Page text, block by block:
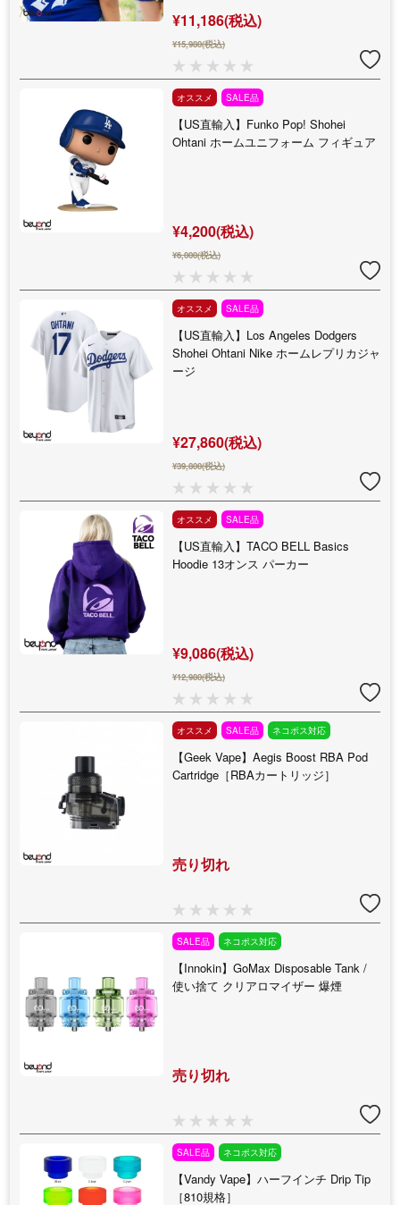
¥11,186(税込)
¥15,980(税込)
オススメ SALE品
【US直輸入】Funko Pop! Shohei
Ohtani ホームユニフォーム フィギュア
¥4,200(税込)
¥6,000(税込)
オススメ SALE品
【US直輸入】Los Angeles Dodgers
Shohei Ohtani Nike ホームレプリカジャ
ージ
¥27,860(税込)
¥39,800(税込)
オススメ SALE品
【US直輸入】TACO BELL Basics
Hoodie 13オンス パーカー
¥9,086(税込)
¥12,980(税込)
オススメ SALE品 ネコポス対応
【Geek Vape】Aegis Boost RBA Pod
Cartridge［RBAカートリッジ］
売り切れ
SALE品 ネコポス対応
【Innokin】GoMax Disposable Tank /
使い捨て クリアロマイザー 爆煙
売り切れ
SALE品 ネコポス対応
【Vandy Vape】ハーフインチ Drip Tip
［810規格］